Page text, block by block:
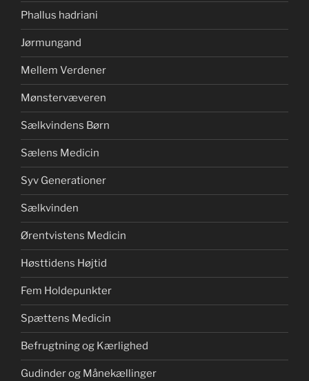
Phallus hadriani
Jørmungand
Mellem Verdener
Mønstervæveren
Sælkvindens Børn
Sælens Medicin
Syv Generationer
Sælkvinden
Ørentvistens Medicin
Høsttidens Højtid
Fem Holdepunkter
Spættens Medicin
Befrugtning og Kærlighed
Gudinder og Månekællinger